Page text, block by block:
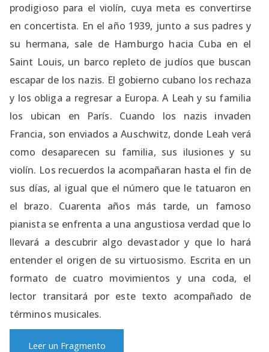
prodigioso para el violín, cuya meta es convertirse
en concertista. En el año 1939, junto a sus padres y
su hermana, sale de Hamburgo hacia Cuba en el
Saint Louis, un barco repleto de judíos que buscan
escapar de los nazis. El gobierno cubano los rechaza
y los obliga a regresar a Europa. A Leah y su familia
los ubican en París. Cuando los nazis invaden
Francia, son enviados a Auschwitz, donde Leah verá
como desaparecen su familia, sus ilusiones y su
violín. Los recuerdos la acompañaran hasta el fin de
sus días, al igual que el número que le tatuaron en
el brazo. Cuarenta años más tarde, un famoso
pianista se enfrenta a una angustiosa verdad que lo
llevará a descubrir algo devastador y que lo hará
entender el origen de su virtuosismo. Escrita en un
formato de cuatro movimientos y una coda, el
lector transitará por este texto acompañado de
términos musicales.
Leer un Fragmento